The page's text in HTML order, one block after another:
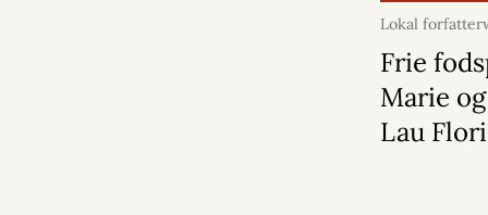
Lokal
december
Frie
Marie
Lau